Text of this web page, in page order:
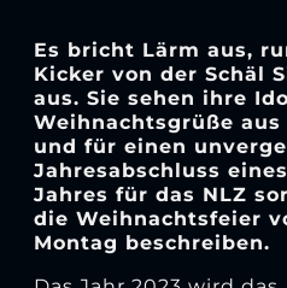
Es bricht Lärm aus,
Kicker von der Schäl
aus. Sie sehen ihre
Weihnachtsgrüße
und für einen
Jahresabschluss
Jahres für das NLZ
die Weihnachtsfeier
Montag beschreiben.